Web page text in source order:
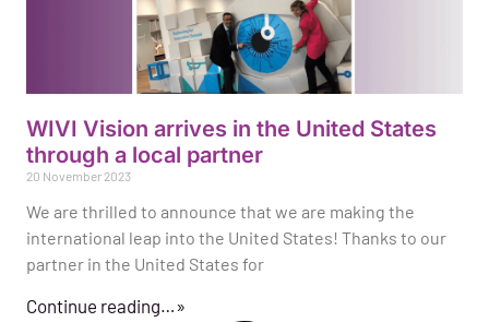
WIVI Vision arrives in the United States
through a local partner
20 November 2023
We are thrilled to announce that we are making the
international leap into the United States! Thanks to our
partner in the United States for
Continue reading…»